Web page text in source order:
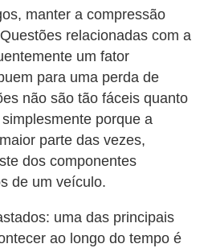
manter a compressão
relacionadas com a
um fator
para uma perda de
não são tão fáceis quanto
porque a
parte das vezes,
dos componentes
de um veículo.
uma das principais
ao longo do tempo é